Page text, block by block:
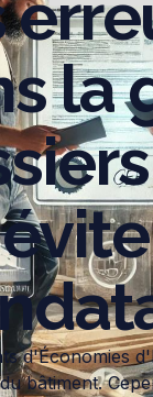
la
d'Économies
bâtiment.